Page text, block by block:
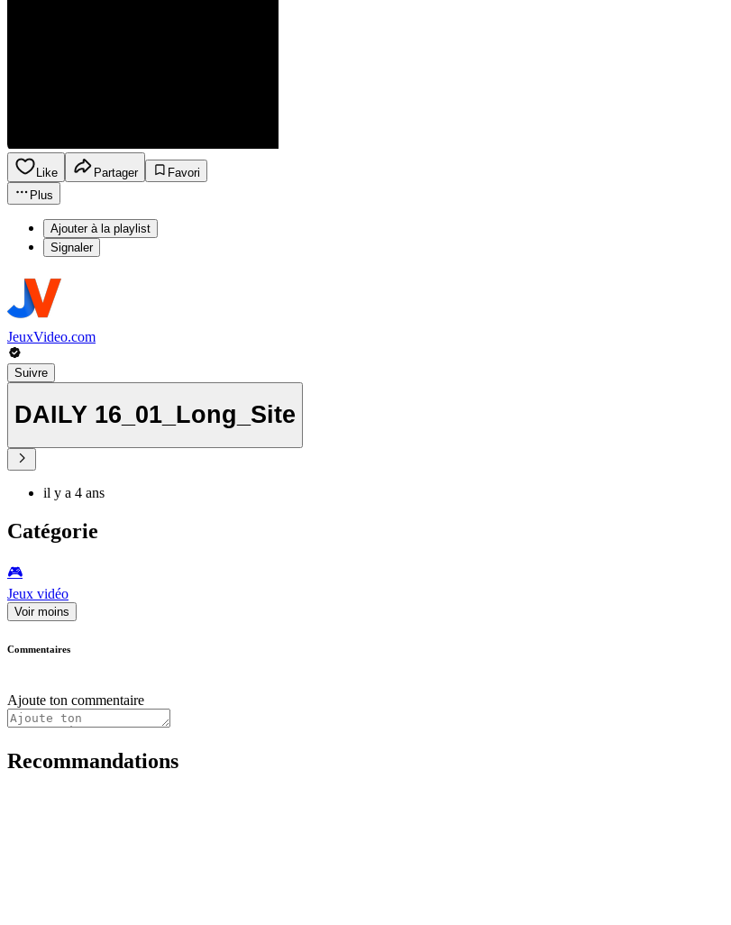
Like Partager
Favori
Plus
Ajouter à la playlist
Signaler
JeuxVideo.com
Suivre
DAILY 16_01_Long_Site
il y a 4 ans
Catégorie
🎮️
Jeux vidéo
Voir moins
Commentaires
Ajoute ton commentaire
Recommandations